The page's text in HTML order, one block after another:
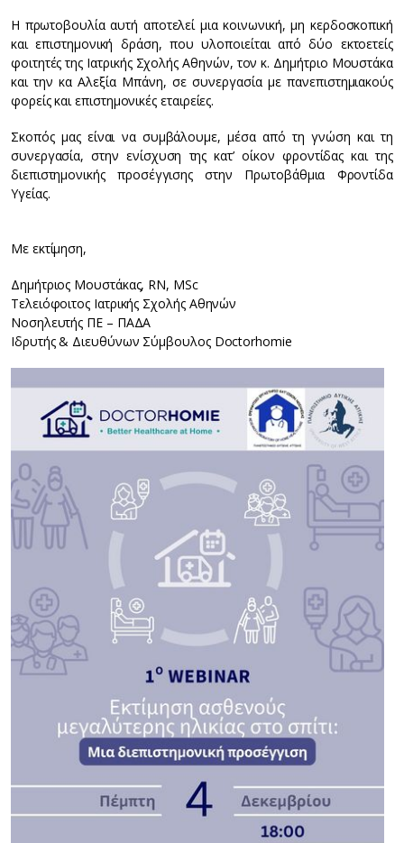
Η πρωτοβουλία αυτή αποτελεί μια κοινωνική, μη κερδοσκοπική
και επιστημονική δράση, που υλοποιείται από δύο εκτοετείς
φοιτητές της Ιατρικής Σχολής Αθηνών, τον κ. Δημήτριο Μουστάκα
και την κα Αλεξία Μπάνη, σε συνεργασία με πανεπιστημιακούς
φορείς και επιστημονικές εταιρείες.
Σκοπός μας είναι να συμβάλουμε, μέσα από τη γνώση και τη
συνεργασία, στην ενίσχυση της κατ’ οίκον φροντίδας και της
διεπιστημονικής προσέγγισης στην Πρωτοβάθμια Φροντίδα
Υγείας.
Με εκτίμηση,
Δημήτριος Μουστάκας, RN, MSc
Τελειόφοιτος Ιατρικής Σχολής Αθηνών
Νοσηλευτής ΠΕ – ΠΑΔΑ
Ιδρυτής & Διευθύνων Σύμβουλος Doctorhomie